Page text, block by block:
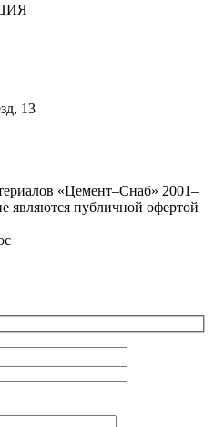
13
«Цемент–Снаб» 2001–
являются публичной офертой